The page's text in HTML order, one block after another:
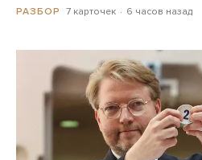
РАЗБОР 7 карточек 6 часов назад